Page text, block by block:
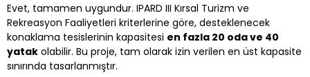
Evet, tamamen uygundur. IPARD III Kırsal Turizm ve
Rekreasyon Faaliyetleri kriterlerine göre, desteklenecek
konaklama tesislerinin kapasitesi en fazla 20 oda ve 40
yatak olabilir. Bu proje, tam olarak izin verilen en üst kapasite
sınırında tasarlanmıştır.